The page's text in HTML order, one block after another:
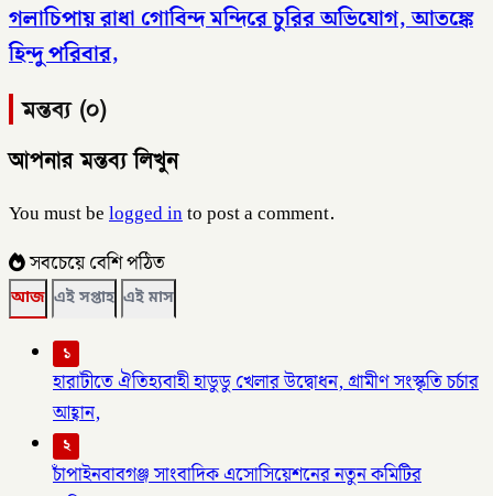
গলাচিপায় রাধা গোবিন্দ মন্দিরে চুরির অভিযোগ, আতঙ্কে
হিন্দু পরিবার,
মন্তব্য (০)
আপনার মন্তব্য লিখুন
You must belogged into post a comment.
সবচেয়ে বেশি পঠিত
আজ এই সপ্তাহ এই মাস
১
হারাটীতে ঐতিহ্যবাহী হাডুডু খেলার উদ্বোধন, গ্রামীণ সংস্কৃতি চর্চার
আহ্বান,
২
চাঁপাইনবাবগঞ্জ সাংবাদিক এসোসিয়েশনের নতুন কমিটির